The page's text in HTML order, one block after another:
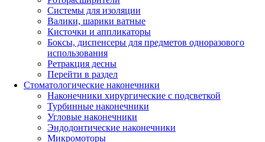
Системы для изоляции
Валики, шарики ватные
Кисточки и аппликаторы
Боксы, диспенсеры для предметов одноразового
использования
Ретракция десны
Перейти в раздел
Стоматологические наконечники
Наконечники хирургические с подсветкой
Турбинные наконечники
Угловые наконечники
Эндодонтические наконечники
Микромоторы